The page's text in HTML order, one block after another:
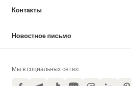
Контакты
Новостное письмо
Мы в социальных сетях: